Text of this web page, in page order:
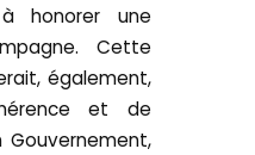
honorer une
Cette
également,
et de